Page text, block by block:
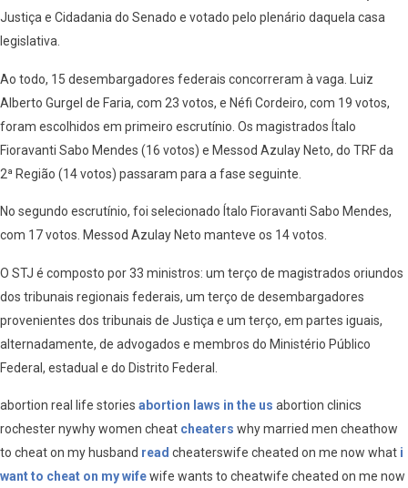
Justiça e Cidadania do Senado e votado pelo plenário daquela casa
legislativa.
Ao todo, 15 desembargadores federais concorreram à vaga. Luiz
Alberto Gurgel de Faria, com 23 votos, e Néfi Cordeiro, com 19 votos,
foram escolhidos em primeiro escrutínio. Os magistrados Ítalo
Fioravanti Sabo Mendes (16 votos) e Messod Azulay Neto, do TRF da
2ª Região (14 votos) passaram para a fase seguinte.
No segundo escrutínio, foi selecionado Ítalo Fioravanti Sabo Mendes,
com 17 votos. Messod Azulay Neto manteve os 14 votos.
O STJ é composto por 33 ministros: um terço de magistrados oriundos
dos tribunais regionais federais, um terço de desembargadores
provenientes dos tribunais de Justiça e um terço, em partes iguais,
alternadamente, de advogados e membros do Ministério Público
Federal, estadual e do Distrito Federal.
abortion real life stories abortion laws in the us abortion clinics
rochester nywhy women cheat cheaters why married men cheathow
to cheat on my husband read cheaterswife cheated on me now what i
want to cheat on my wifewife wants to cheatwife cheated on me now